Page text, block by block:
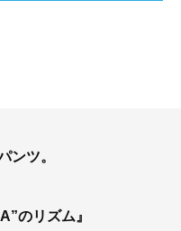
ンツ。
のリズム』